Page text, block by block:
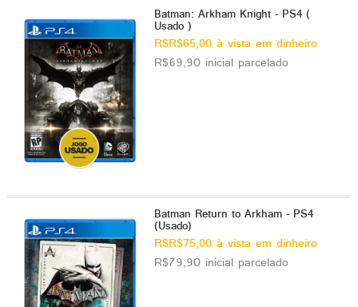
Batman: Arkham Knight - PS4 (
Usado )
R$R$65,00 à vista em dinheiro
R$69,90 inicial parcelado
Batman Return to Arkham - PS4
(Usado)
R$R$75,00 à vista em dinheiro
R$79,90 inicial parcelado